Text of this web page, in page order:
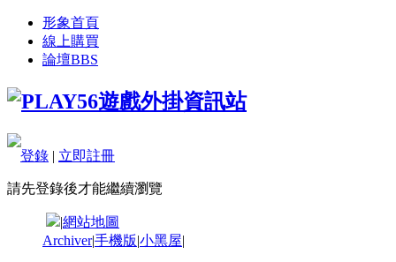
形象首頁
線上購買
論壇BBS
登錄 | 立即註冊
請先登錄後才能繼續瀏覽
|網站地圖
Archiver|手機版|小黑屋|